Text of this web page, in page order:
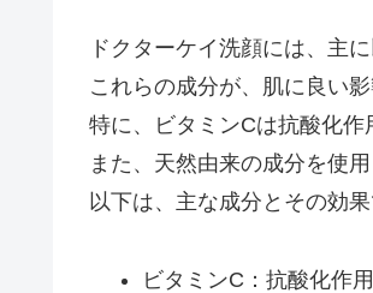
ドクターケイ洗顔には、主
これらの成分が、肌に良い
特に、ビタミンCは抗酸化作
また、天然由来の成分を使
以下は、主な成分とその効果
ビタミンC：抗酸化作